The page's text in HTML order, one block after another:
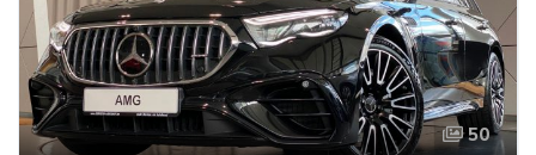
50